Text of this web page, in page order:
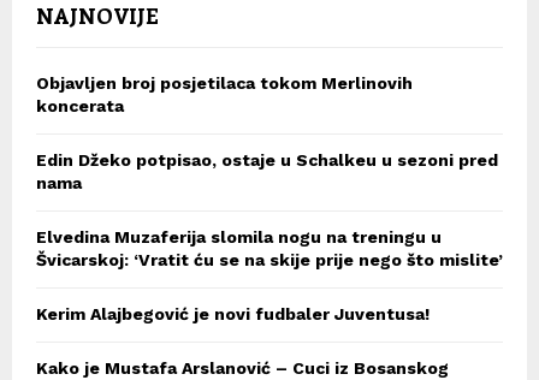
NAJNOVIJE
Objavljen broj posjetilaca tokom Merlinovih
koncerata
Edin Džeko potpisao, ostaje u Schalkeu u sezoni pred
nama
Elvedina Muzaferija slomila nogu na treningu u
Švicarskoj: ‘Vratit ću se na skije prije nego što mislite’
Kerim Alajbegović je novi fudbaler Juventusa!
Kako je Mustafa Arslanović – Cuci iz Bosanskog